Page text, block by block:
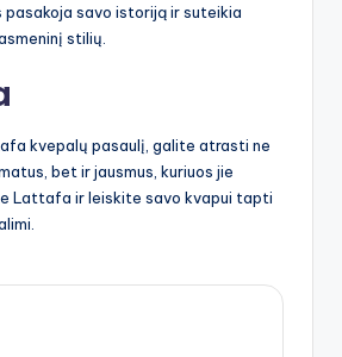
pasakoja savo istoriją ir suteikia
stilių.
kvepalų pasaulį, galite atrasti ne
bet ir jausmus, kuriuos jie
Lattafa ir leiskite savo kvapui tapti